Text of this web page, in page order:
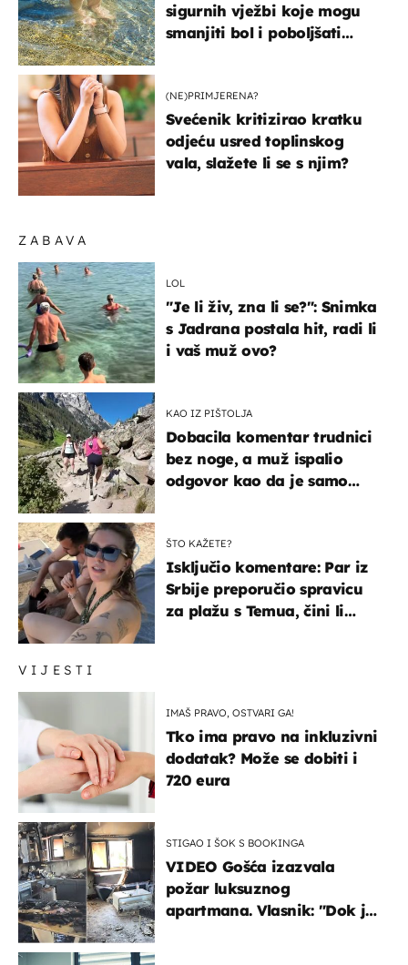
VIJESTI
IMAŠ PRAVO, OSTVARI GA!
Tko ima pravo na inkluzivni
dodatak? Može se dobiti i
720 eura
STIGAO I ŠOK S BOOKINGA
VIDEO Gošća izazvala
požar luksuznog
apartmana. Vlasnik: "Dok je
ZABAVA
LOL
"Je li živ, zna li se?": Snimka
s Jadrana postala hit, radi li
i vaš muž ovo?
KAO IZ PIŠTOLJA
Dobacila komentar trudnici
bez noge, a muž ispalio
odgovor kao da je samo
ŠTO KAŽETE?
Isključio komentare: Par iz
Srbije preporučio spravicu
za plažu s Temua, čini li
sigurnih vježbi koje mogu
smanjiti bol i poboljšati
(NE)PRIMJERENA?
Svećenik kritizirao kratku
odjeću usred toplinskog
vala, slažete li se s njim?